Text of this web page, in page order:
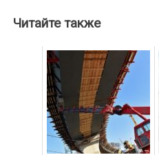
Читайте также